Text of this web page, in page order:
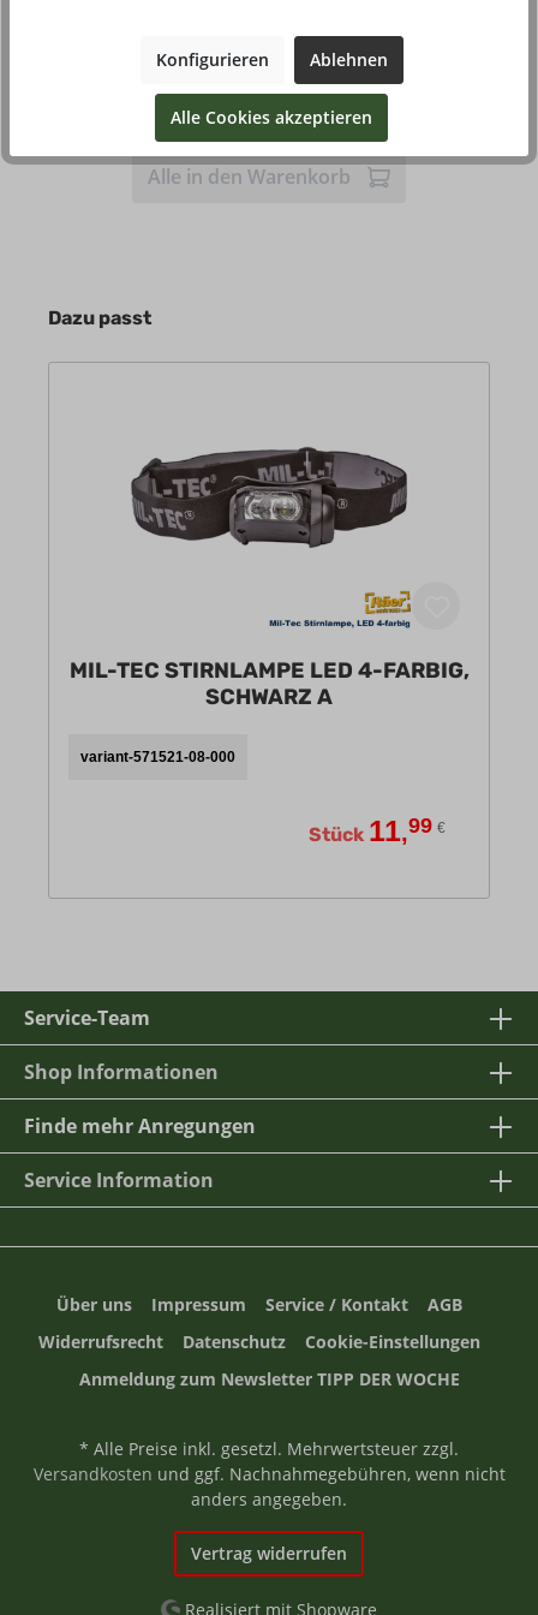
kommt wieder
Alle in den Warenkorb
Dazu passt
MIL-TEC STIRNLAMPE LED 4-FARBIG,
SCHWARZ A
variant-571521-08-000
Stück 11,99 €
Service-Team
Shop Informationen
Finde mehr Anregungen
Service Information
Über uns Impressum Service / Kontakt
AGB
Widerrufsrecht
Datenschutz
Cookie-Einstellungen
Anmeldung zum Newsletter TIPP DER WOCHE
* Alle Preise inkl. gesetzl. Mehrwertsteuer zzgl.
Versandkosten und ggf. Nachnahmegebühren, wenn nicht
anders angegeben.
Vertrag widerrufen
Realisiert mit Shopware
Konfigurieren Ablehnen
Alle Cookies akzeptieren